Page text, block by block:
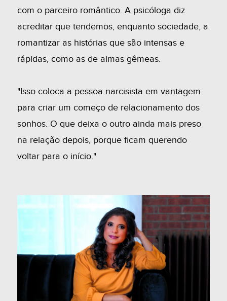
com o parceiro romântico. A psicóloga diz
acreditar que tendemos, enquanto sociedade, a
romantizar as histórias que são intensas e
rápidas, como as de almas gêmeas.
"Isso coloca a pessoa narcisista em vantagem
para criar um começo de relacionamento dos
sonhos. O que deixa o outro ainda mais preso
na relação depois, porque ficam querendo
voltar para o início."